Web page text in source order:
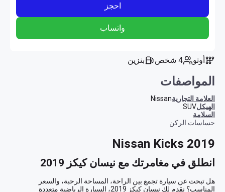
احجز
واتساب
أوتو 4 شخص بنزين
المواصفات
العلامة التجاريةNissan
الهيكلSUV
السلامة
حساسات الركن
Nissan Kicks 2019
انطلق في مغامرتك مع نيسان كيكز 2019